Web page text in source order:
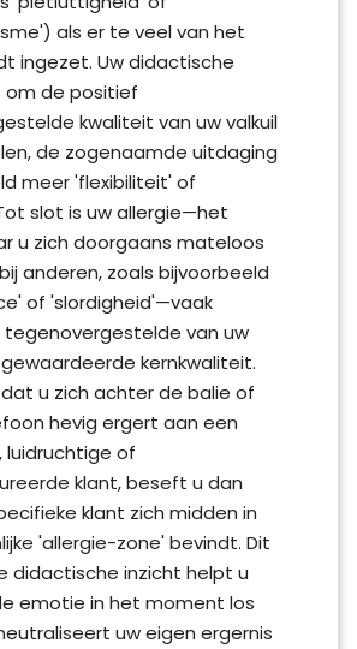
als er te veel van het
ingezet. Uw didactische
om de positief
kwaliteit van uw valkuil
de zogenaamde uitdaging
meer 'flexibiliteit' of
slot is uw allergie—het
u zich doorgaans mateloos
anderen, zoals bijvoorbeeld
of 'slordigheid'—vaak
van uw
kernkwaliteit.
u zich achter de balie of
hevig ergert aan een
luidruchtige of
klant, beseft u dan
klant zich midden in
'allergie-zone' bevindt. Dit
didactische inzicht helpt u
emotie in het moment los
uw eigen ergernis